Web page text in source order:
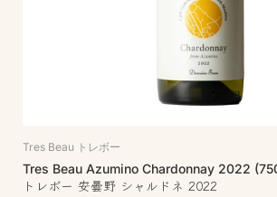
Tres Beau トレボー
Tres Beau Azumino Chardonnay 2022
トレボー 安曇野 シャルドネ 2022